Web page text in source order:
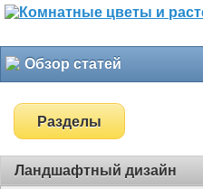
Обзор статей
Разделы
Ландшафтный дизайн